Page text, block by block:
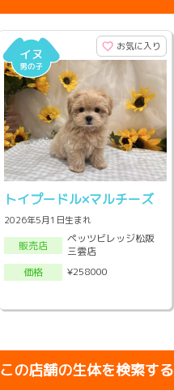
お気に入り
トイプードル×マルチーズ
2026年5月1日生まれ
販売店
ペッツビレッジ松阪
三雲店
価格
¥258000
この店舗の生体を検索する